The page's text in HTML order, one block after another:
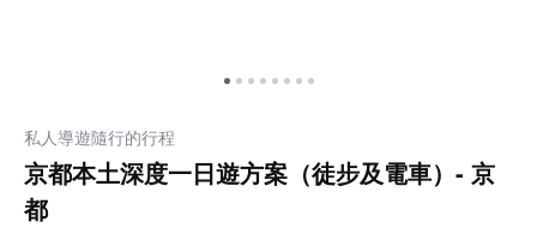
私人導遊隨行的行程
京都本土深度一日遊方案（徒步及電車）- 京
都